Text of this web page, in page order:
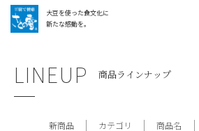
大豆を使った食文化に
新たな感動を。
採用情報
LINEUP 商品ラインナップ
新商品 カテゴリ 商品名